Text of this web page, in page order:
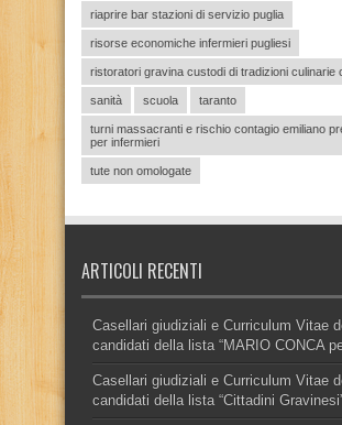
riaprire bar stazioni di servizio puglia
risorse economiche infermieri pugliesi
ristoratori gravina custodi di tradizioni culinarie
sanità scuola taranto
turni massacranti e rischio contagio emiliano
per infermieri
tute non omologate
ARTICOLI RECENTI
Casellari giudiziali e Curriculum Vitae
candidati della lista “MARIO CONCA
Casellari giudiziali e Curriculum Vitae
candidati della lista “Cittadini